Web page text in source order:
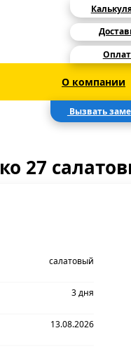
О компании
Вызвать
27
салатовый
3 дня
13.08.2026